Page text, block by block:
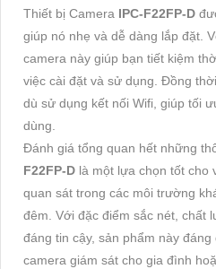
Thiết bị Camera IPC-F22FP-D
giúp nó nhẹ và dễ dàng lắp đặt.
camera này giúp bạn tiết kiệm
việc cài đặt và sử dụng. Đồng
dù sử dụng kết nối Wifi, giúp tối
dùng.
Đánh giá tổng quan hết những
F22FP-D là một lựa chọn tốt cho
quan sát trong các môi trường
đêm. Với đặc điểm sắc nét, chất
đáng tin cậy, sản phẩm này
camera giám sát cho gia đình